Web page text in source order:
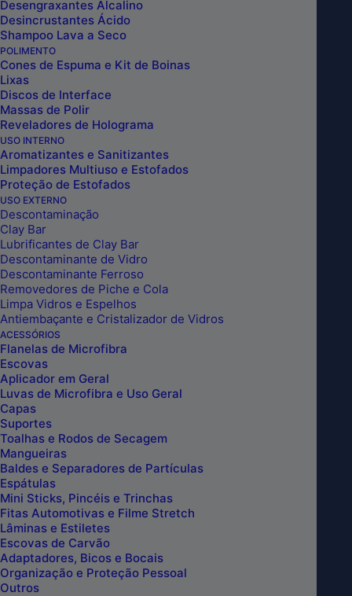
Desengraxantes Alcalino
Desincrustantes Ácido
Shampoo Lava a Seco
POLIMENTO
Cones de Espuma e Kit de Boinas
Lixas
Discos de Interface
Massas de Polir
Reveladores de Holograma
USO INTERNO
Aromatizantes e Sanitizantes
Limpadores Multiuso e Estofados
Proteção de Estofados
USO EXTERNO
Descontaminação
Clay Bar
Lubrificantes de Clay Bar
Descontaminante de Vidro
Descontaminante Ferroso
Removedores de Piche e Cola
Limpa Vidros e Espelhos
Antiembaçante e Cristalizador de Vidros
ACESSÓRIOS
Flanelas de Microfibra
Escovas
Aplicador em Geral
Luvas de Microfibra e Uso Geral
Capas
Suportes
Toalhas e Rodos de Secagem
Mangueiras
Baldes e Separadores de Partículas
Espátulas
Mini Sticks, Pincéis e Trinchas
Fitas Automotivas e Filme Stretch
Lâminas e Estiletes
Escovas de Carvão
Adaptadores, Bicos e Bocais
Organização e Proteção Pessoal
Outros
DUB BOYS
INCLUIR NO CARRINHO